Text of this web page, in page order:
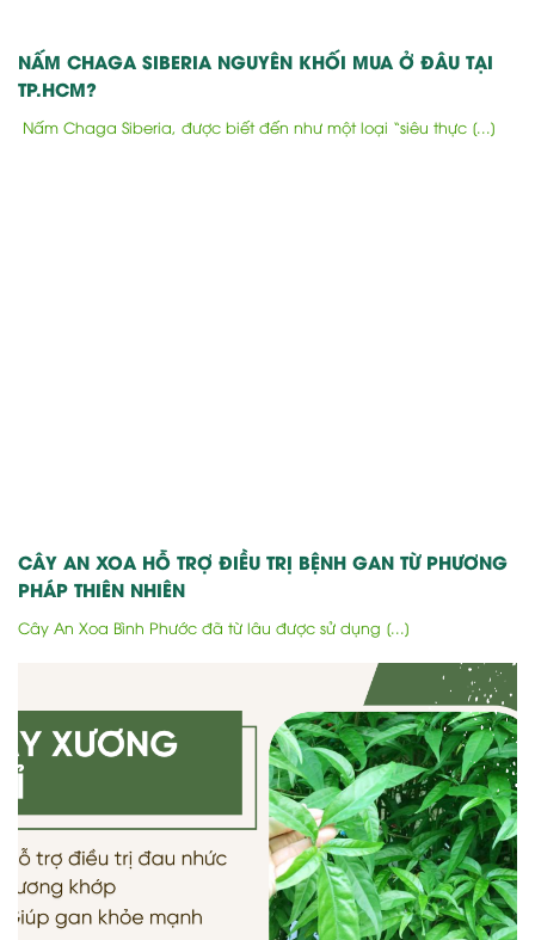
NẤM CHAGA SIBERIA NGUYÊN KHỐI MUA Ở ĐÂU TẠI
TP.HCM?
Nấm Chaga Siberia, được biết đến như một loại “siêu thực [...]
CÂY AN XOA HỖ TRỢ ĐIỀU TRỊ BỆNH GAN TỪ PHƯƠNG
PHÁP THIÊN NHIÊN
Cây An Xoa Bình Phước đã từ lâu được sử dụng [...]